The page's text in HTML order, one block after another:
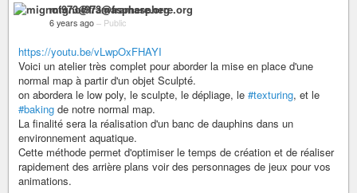
mignot973@framasphere.org
6 years ago – Public
https://youtu.be/vLwpOxFHAYI
Voici un atelier très complet pour aborder la mise en place d'une
normal map à partir d'un objet Sculpté.
on abordera le low poly, le sculpte, le dépliage, le #texturing, et le
#baking de notre normal map.
La finalité sera la réalisation d'un banc de dauphins dans un
environnement aquatique.
Cette méthode permet d'optimiser le temps de création et de réaliser
rapidement des arrière plans voir des personnages de jeux pour vos
animations.